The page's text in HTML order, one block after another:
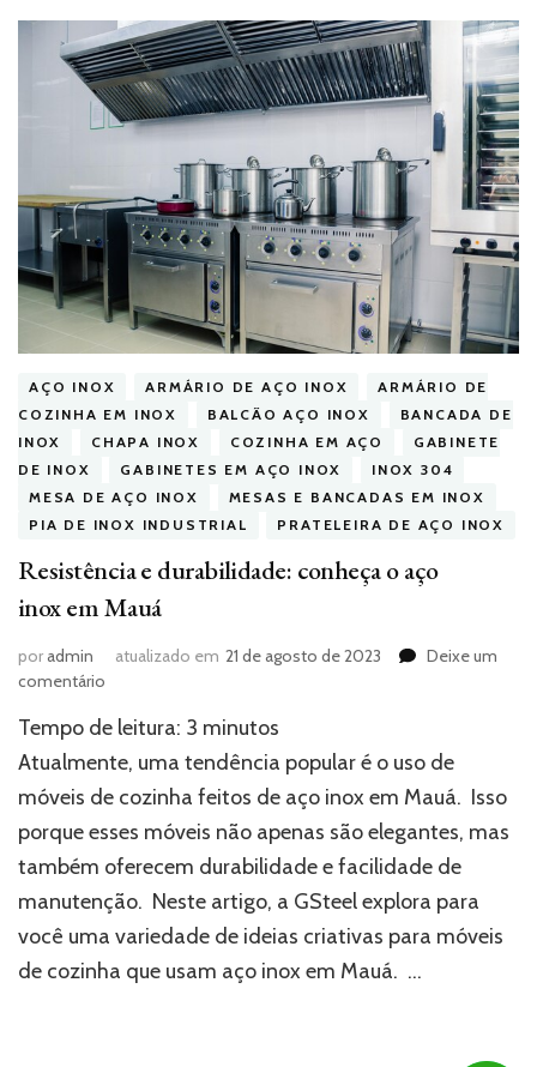
AÇO INOX ARMÁRIO DE AÇO INOX
ARMÁRIO DE
COZINHA EM INOX
BALCÃO AÇO INOX
BANCADA DE
INOX
CHAPA INOX COZINHA EM AÇO
GABINETE
DE INOX
GABINETES EM AÇO INOX
INOX 304
MESA DE AÇO INOX
MESAS E BANCADAS EM INOX
PIA DE INOX INDUSTRIAL
PRATELEIRA DE AÇO INOX
Resistência e durabilidade: conheça o aço
inox em Mauá
poradmin atualizado em 21 de agosto de 2023
Deixe um
comentário
e
durabilidade:
o
aço
inox
Mauá
Tempo de leitura: 3 minutos
Atualmente, uma tendência popular é o uso de
móveis de cozinha feitos de aço inox em Mauá. Isso
porque esses móveis não apenas são elegantes, mas
também oferecem durabilidade e facilidade de
manutenção. Neste artigo, a GSteel explora para
você uma variedade de ideias criativas para móveis
de cozinha que usam aço inox em Mauá. …